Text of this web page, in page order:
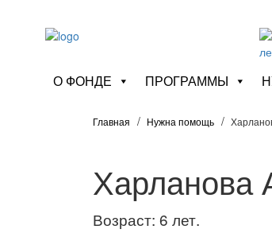
О ФОНДЕ ПРОГРАММЫ
Главная Нужна помощь
Харланова
Возраст: 6 лет.